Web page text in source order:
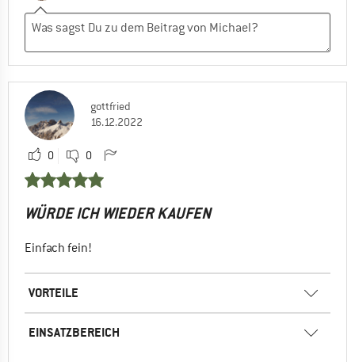
gottfried
16.12.2022
0 0
WÜRDE ICH WIEDER KAUFEN
Einfach fein!
VORTEILE
EINSATZBEREICH